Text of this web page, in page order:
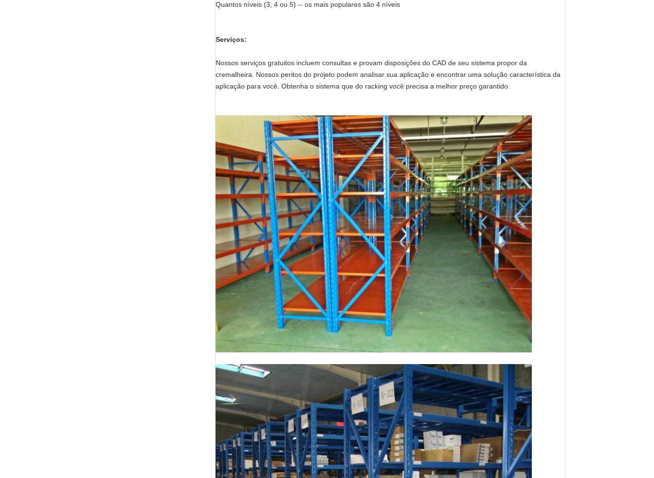
Quantos níveis (3, 4 ou 5) -- os mais populares são 4 níveis
Serviços:
Nossos serviços gratuitos incluem consultas e provam disposições do CAD de seu sistema propor da
cremalheira. Nossos peritos do projeto podem analisar sua aplicação e encontrar uma solução característica da
aplicação para você. Obtenha o sistema que do racking você precisa a melhor preço garantido.